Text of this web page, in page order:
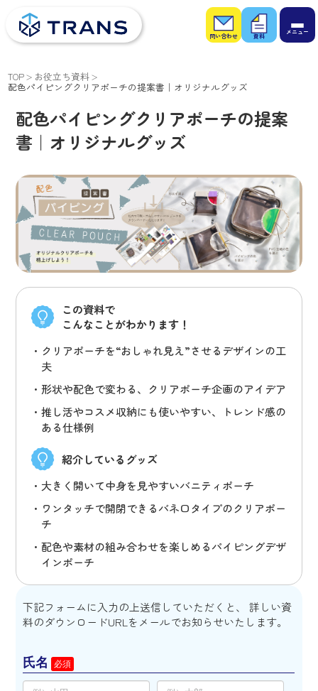
お問
い合
わせ
お役
立ち
資料
TOP お役立ち資料
配色パイピングクリアポーチの提案書｜オリジナルグッズ
配色パイピングクリアポーチの提案
書｜オリジナルグッズ
この資料で
こんなことがわかります！
クリアポーチを“おしゃれ見え”させるデザインの工
夫
形状や配色で変わる、クリアポーチ企画のアイデア
推し活やコスメ収納にも使いやすい、トレンド感の
ある仕様例
紹介しているグッズ
大きく開いて中身を見やすいバニティポーチ
ワンタッチで開閉できるバネ口タイプのクリアポー
チ
配色や素材の組み合わせを楽しめるパイピングデザ
インポーチ
下記フォームに入力の上送信していただくと、 詳しい資
料のダウンロードURLをメールでお知らせいたします。